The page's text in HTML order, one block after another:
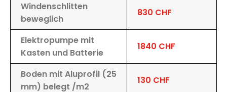
Windenschlitten
beweglich
830 CHF
Elektropumpe mit
Kasten und Batterie
1840 CHF
Boden mit Aluprofil (25
mm) belegt /m2
130 CHF